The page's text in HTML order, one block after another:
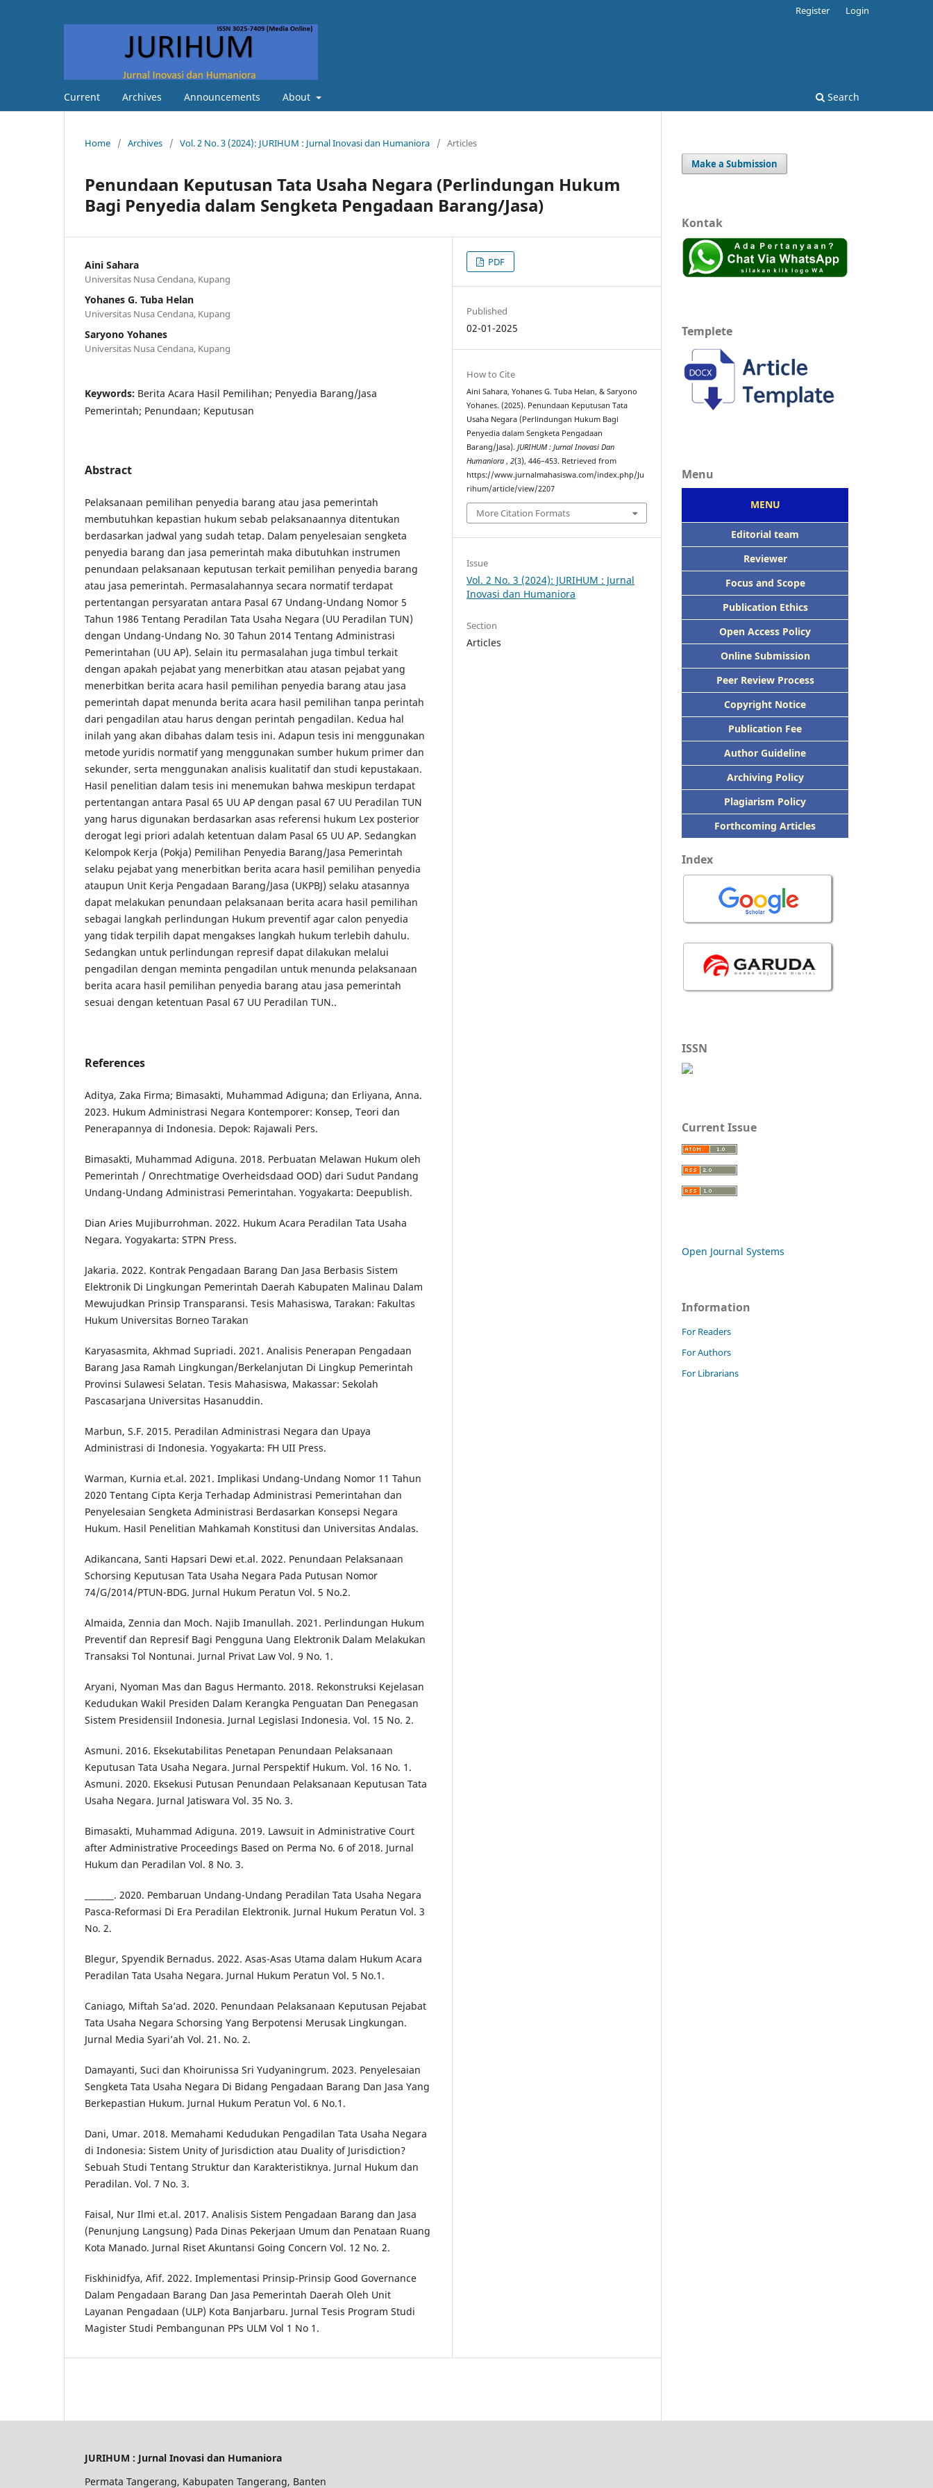
Current Archives Announcements About Search
Register Login
Home / Archives / Vol. 2 No. 3 (2024): JURIHUM : Jurnal Inovasi dan Humaniora / Articles
Penundaan Keputusan Tata Usaha Negara (Perlindungan Hukum
Bagi Penyedia dalam Sengketa Pengadaan Barang/Jasa)
Aini Sahara
Universitas Nusa Cendana, Kupang
Yohanes G. Tuba Helan
Universitas Nusa Cendana, Kupang
Saryono Yohanes
Universitas Nusa Cendana, Kupang
Keywords: Berita Acara Hasil Pemilihan; Penyedia Barang/Jasa
Pemerintah; Penundaan; Keputusan
Abstract
Pelaksanaan pemilihan penyedia barang atau jasa pemerintah
membutuhkan kepastian hukum sebab pelaksanaannya ditentukan
berdasarkan jadwal yang sudah tetap. Dalam penyelesaian sengketa
penyedia barang dan jasa pemerintah maka dibutuhkan instrumen
penundaan pelaksanaan keputusan terkait pemilihan penyedia barang
atau jasa pemerintah. Permasalahannya secara normatif terdapat
pertentangan persyaratan antara Pasal 67 Undang-Undang Nomor 5
Tahun 1986 Tentang Peradilan Tata Usaha Negara (UU Peradilan TUN)
dengan Undang-Undang No. 30 Tahun 2014 Tentang Administrasi
Pemerintahan (UU AP). Selain itu permasalahan juga timbul terkait
dengan apakah pejabat yang menerbitkan atau atasan pejabat yang
menerbitkan berita acara hasil pemilihan penyedia barang atau jasa
pemerintah dapat menunda berita acara hasil pemilihan tanpa perintah
dari pengadilan atau harus dengan perintah pengadilan. Kedua hal
inilah yang akan dibahas dalam tesis ini. Adapun tesis ini menggunakan
metode yuridis normatif yang menggunakan sumber hukum primer dan
sekunder, serta menggunakan analisis kualitatif dan studi kepustakaan.
Hasil penelitian dalam tesis ini menemukan bahwa meskipun terdapat
pertentangan antara Pasal 65 UU AP dengan pasal 67 UU Peradilan TUN
yang harus digunakan berdasarkan asas referensi hukum Lex posterior
derogat legi priori adalah ketentuan dalam Pasal 65 UU AP. Sedangkan
Kelompok Kerja (Pokja) Pemilihan Penyedia Barang/Jasa Pemerintah
selaku pejabat yang menerbitkan berita acara hasil pemilihan penyedia
ataupun Unit Kerja Pengadaan Barang/Jasa (UKPBJ) selaku atasannya
dapat melakukan penundaan pelaksanaan berita acara hasil pemilihan
sebagai langkah perlindungan Hukum preventif agar calon penyedia
yang tidak terpilih dapat mengakses langkah hukum terlebih dahulu.
Sedangkan untuk perlindungan represif dapat dilakukan melalui
pengadilan dengan meminta pengadilan untuk menunda pelaksanaan
berita acara hasil pemilihan penyedia barang atau jasa pemerintah
sesuai dengan ketentuan Pasal 67 UU Peradilan TUN..
References
Aditya, Zaka Firma; Bimasakti, Muhammad Adiguna; dan Erliyana, Anna.
2023. Hukum Administrasi Negara Kontemporer: Konsep, Teori dan
Penerapannya di Indonesia. Depok: Rajawali Pers.
Bimasakti, Muhammad Adiguna. 2018. Perbuatan Melawan Hukum oleh
Pemerintah / Onrechtmatige Overheidsdaad OOD) dari Sudut Pandang
Undang-Undang Administrasi Pemerintahan. Yogyakarta: Deepublish.
Dian Aries Mujiburrohman. 2022. Hukum Acara Peradilan Tata Usaha
Negara. Yogyakarta: STPN Press.
Jakaria. 2022. Kontrak Pengadaan Barang Dan Jasa Berbasis Sistem
Elektronik Di Lingkungan Pemerintah Daerah Kabupaten Malinau Dalam
Mewujudkan Prinsip Transparansi. Tesis Mahasiswa, Tarakan: Fakultas
Hukum Universitas Borneo Tarakan
Karyasasmita, Akhmad Supriadi. 2021. Analisis Penerapan Pengadaan
Barang Jasa Ramah Lingkungan/Berkelanjutan Di Lingkup Pemerintah
Provinsi Sulawesi Selatan. Tesis Mahasiswa, Makassar: Sekolah
Pascasarjana Universitas Hasanuddin.
Marbun, S.F. 2015. Peradilan Administrasi Negara dan Upaya
Administrasi di Indonesia. Yogyakarta: FH UII Press.
Warman, Kurnia et.al. 2021. Implikasi Undang-Undang Nomor 11 Tahun
2020 Tentang Cipta Kerja Terhadap Administrasi Pemerintahan dan
Penyelesaian Sengketa Administrasi Berdasarkan Konsepsi Negara
Hukum. Hasil Penelitian Mahkamah Konstitusi dan Universitas Andalas.
Adikancana, Santi Hapsari Dewi et.al. 2022. Penundaan Pelaksanaan
Schorsing Keputusan Tata Usaha Negara Pada Putusan Nomor
74/G/2014/PTUN-BDG. Jurnal Hukum Peratun Vol. 5 No.2.
Almaida, Zennia dan Moch. Najib Imanullah. 2021. Perlindungan Hukum
Preventif dan Represif Bagi Pengguna Uang Elektronik Dalam Melakukan
Transaksi Tol Nontunai. Jurnal Privat Law Vol. 9 No. 1.
Aryani, Nyoman Mas dan Bagus Hermanto. 2018. Rekonstruksi Kejelasan
Kedudukan Wakil Presiden Dalam Kerangka Penguatan Dan Penegasan
Sistem Presidensiil Indonesia. Jurnal Legislasi Indonesia. Vol. 15 No. 2.
Asmuni. 2016. Eksekutabilitas Penetapan Penundaan Pelaksanaan
Keputusan Tata Usaha Negara. Jurnal Perspektif Hukum. Vol. 16 No. 1.
Asmuni. 2020. Eksekusi Putusan Penundaan Pelaksanaan Keputusan Tata
Usaha Negara. Jurnal Jatiswara Vol. 35 No. 3.
Bimasakti, Muhammad Adiguna. 2019. Lawsuit in Administrative Court
after Administrative Proceedings Based on Perma No. 6 of 2018. Jurnal
Hukum dan Peradilan Vol. 8 No. 3.
_______. 2020. Pembaruan Undang-Undang Peradilan Tata Usaha Negara
Pasca-Reformasi Di Era Peradilan Elektronik. Jurnal Hukum Peratun Vol. 3
No. 2.
Blegur, Spyendik Bernadus. 2022. Asas-Asas Utama dalam Hukum Acara
Peradilan Tata Usaha Negara. Jurnal Hukum Peratun Vol. 5 No.1.
Caniago, Miftah Sa’ad. 2020. Penundaan Pelaksanaan Keputusan Pejabat
Tata Usaha Negara Schorsing Yang Berpotensi Merusak Lingkungan.
Jurnal Media Syari’ah Vol. 21. No. 2.
Damayanti, Suci dan Khoirunissa Sri Yudyaningrum. 2023. Penyelesaian
Sengketa Tata Usaha Negara Di Bidang Pengadaan Barang Dan Jasa Yang
Berkepastian Hukum. Jurnal Hukum Peratun Vol. 6 No.1.
Dani, Umar. 2018. Memahami Kedudukan Pengadilan Tata Usaha Negara
di Indonesia: Sistem Unity of Jurisdiction atau Duality of Jurisdiction?
Sebuah Studi Tentang Struktur dan Karakteristiknya. Jurnal Hukum dan
Peradilan. Vol. 7 No. 3.
Faisal, Nur Ilmi et.al. 2017. Analisis Sistem Pengadaan Barang dan Jasa
(Penunjung Langsung) Pada Dinas Pekerjaan Umum dan Penataan Ruang
Kota Manado. Jurnal Riset Akuntansi Going Concern Vol. 12 No. 2.
Fiskhinidfya, Afif. 2022. Implementasi Prinsip-Prinsip Good Governance
Dalam Pengadaan Barang Dan Jasa Pemerintah Daerah Oleh Unit
Layanan Pengadaan (ULP) Kota Banjarbaru. Jurnal Tesis Program Studi
Magister Studi Pembangunan PPs ULM Vol 1 No 1.
PDF
Published
02-01-2025
How to Cite
Aini Sahara, Yohanes G. Tuba Helan, & Saryono
Yohanes. (2025). Penundaan Keputusan Tata
Usaha Negara (Perlindungan Hukum Bagi
Penyedia dalam Sengketa Pengadaan
Barang/Jasa).JURIHUM : Jurnal Inovasi Dan
Humaniora,2(3), 446–453. Retrieved from
https://www.jurnalmahasiswa.com/index.php/Ju
rihum/article/view/2207
More Citation Formats
Issue
Vol. 2 No. 3 (2024): JURIHUM : Jurnal
Inovasi dan Humaniora
Section
Articles
Make a Submission
Kontak
Templete
Menu
MENU
Editorial team
Reviewer
Focus and Scope
Publication Ethics
Open Access Policy
Online Submission
Peer Review Process
Copyright Notice
Publication Fee
Author Guideline
Archiving Policy
Plagiarism Policy
Forthcoming Articles
Index
ISSN
Current Issue
Open Journal Systems
Information
For Readers
For Authors
For Librarians
JURIHUM : Jurnal Inovasi dan Humaniora
Permata Tangerang, Kabupaten Tangerang, Banten